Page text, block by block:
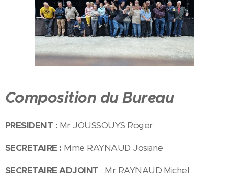
Composition du Bureau
PRESIDENT : Mr JOUSSOUYS Roger
SECRETAIRE : Mme RAYNAUD Josiane
SECRETAIRE ADJOINT : Mr RAYNAUD Michel